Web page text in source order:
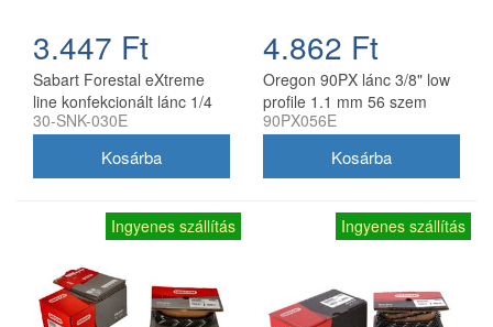
3.447 Ft
Sabart Forestal eXtreme
line konfekcionált lánc 1/4
1.1 30 szemes
fűrészekhez
30-SNK-030E
4.862 Ft
Oregon 90PX lánc 3/8" low
profile 1.1 mm 56 szem
90PX056E
Ingyenes szállítás Ingyenes szállítás